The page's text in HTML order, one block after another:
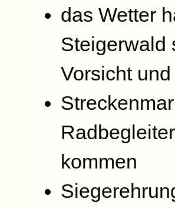
das Wetter
Steigerwald
Vorsicht
kommen